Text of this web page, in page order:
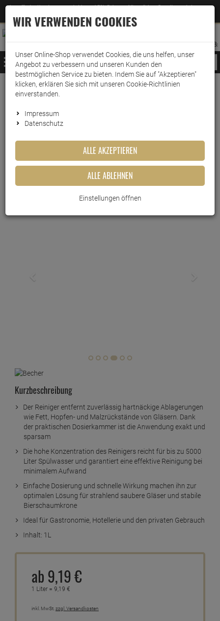
Jetzt für den Newsletter entscheiden und 5% Rabatt auf Ihre nächste Bestellung erhalten
–Zum Newsletter
ANMELDEN
AUFKLAPPEN
MERKZETTEL
WARENKORB:
MENÜ
Weiter einkaufen www.wark24.de Hotel- & Gastrobedarf
Dr. Becher Becharein Gläser Reiniger
Dr. Becher Becharein Gläser
Reiniger
Artikel-Nummer:10010521
Kurzbeschreibung
Der Reiniger entfernt zuverlässig hartnäckige Ablagerungen
wie Fett, Hopfen- und Malzrückstände von Gläsern. Dank
der praktischen Dosierkammer ist die Anwendung exakt und
sparsam
Die hohe Konzentration des Reinigers reicht für bis zu 5000
Liter Spülwasser und garantiert eine effektive Reinigung bei
minimalem Aufwand
Einfache Dosierung und schnelle Wirkung machen ihn zur
optimalen Lösung für strahlend saubere Gläser und stabile
Bierschaumkrone
Ideal für Gastronomie, Hotellerie und den privaten Gebrauch
Inhalt: 1L
ab 9,19€
1 Liter = 9,19 €
inkl. MwSt.zzgl. Versandkosten
WIR VERWENDEN COOKIES
Unser Online-Shop verwendet Cookies, die uns helfen, unser
Angebot zu verbessern und unseren Kunden den
bestmöglichen Service zu bieten. Indem Sie auf "Akzeptieren"
klicken, erklären Sie sich mit unseren Cookie-Richtlinien
einverstanden.
Impressum
Datenschutz
ALLE AKZEPTIEREN
ALLE ABLEHNEN
Einstellungen öffnen